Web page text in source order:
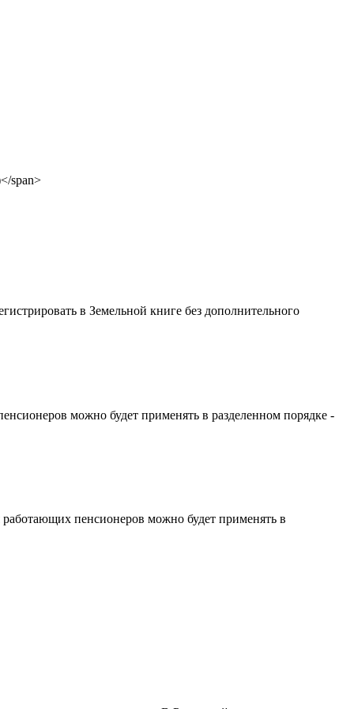
в Земельной книге без дополнительного
можно будет применять в разделенном порядке -
пенсионеров можно будет применять в